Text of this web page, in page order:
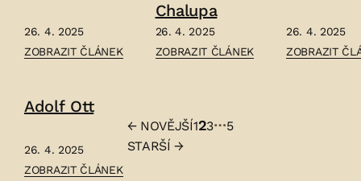
26. 4. 2025
ČLÁNEK:
–
ZOBRAZIT ČLÁNEK
Chalupa
26. 4. 2025
ČLÁNEK:
ZOBRAZIT ČLÁNEK
26. 4. 2025
ČLÁNEK:
ZOBRAZIT
Adolf Ott
26. 4. 2025
ČLÁNEK:
ZOBRAZIT ČLÁNEK
Stránkování
← NOVĚJŠÍ123…5
STARŠÍ→